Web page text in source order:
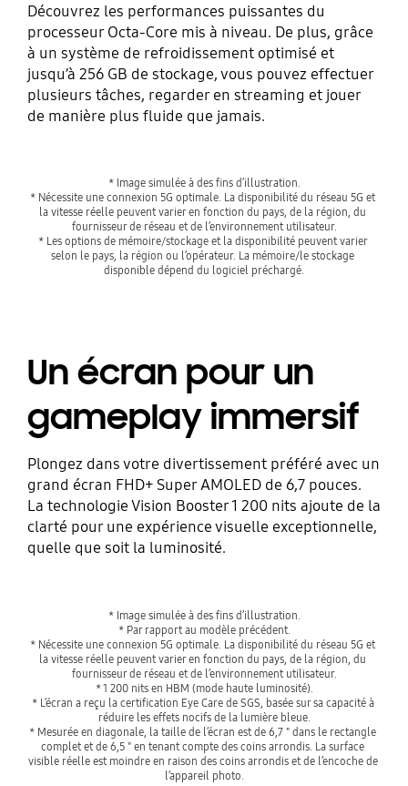
Découvrez les performances puissantes du
processeur Octa-Core mis à niveau. De plus, grâce
à un système de refroidissement optimisé et
jusqu’à 256 GB de stockage, vous pouvez effectuer
plusieurs tâches, regarder en streaming et jouer
de manière plus fluide que jamais.
* Image simulée à des fins d’illustration.
* Nécessite une connexion 5G optimale. La disponibilité du réseau 5G et
la vitesse réelle peuvent varier en fonction du pays, de la région, du
fournisseur de réseau et de l’environnement utilisateur.
* Les options de mémoire/stockage et la disponibilité peuvent varier
selon le pays, la région ou l’opérateur. La mémoire/le stockage
disponible dépend du logiciel préchargé.
Un écran pour un
gameplay immersif
Plongez dans votre divertissement préféré avec un
grand écran FHD+ Super AMOLED de 6,7 pouces.
La technologie Vision Booster 1 200 nits ajoute de la
clarté pour une expérience visuelle exceptionnelle,
quelle que soit la luminosité.
* Image simulée à des fins d’illustration.
* Par rapport au modèle précédent.
* Nécessite une connexion 5G optimale. La disponibilité du réseau 5G et
la vitesse réelle peuvent varier en fonction du pays, de la région, du
fournisseur de réseau et de l’environnement utilisateur.
* 1 200 nits en HBM (mode haute luminosité).
* L’écran a reçu la certification Eye Care de SGS, basée sur sa capacité à
réduire les effets nocifs de la lumière bleue.
* Mesurée en diagonale, la taille de l’écran est de 6,7 " dans le rectangle
complet et de 6,5 " en tenant compte des coins arrondis. La surface
visible réelle est moindre en raison des coins arrondis et de l’encoche de
l’appareil photo.